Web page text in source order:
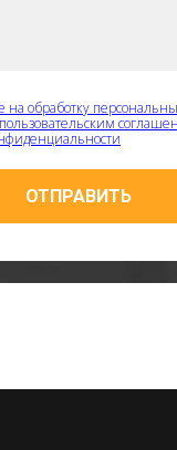
на обработку
пользовательским
ОТПРАВИТЬ